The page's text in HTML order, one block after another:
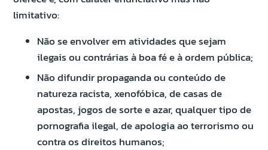
limitativo:
Não se envolver em atividades que sejam
ilegais ou contrárias à boa fé e à ordem pública;
Não difundir propaganda ou conteúdo de
natureza racista, xenofóbica, de casas de
apostas, jogos de sorte e azar, qualquer tipo de
pornografia ilegal, de apologia ao terrorismo ou
contra os direitos humanos;